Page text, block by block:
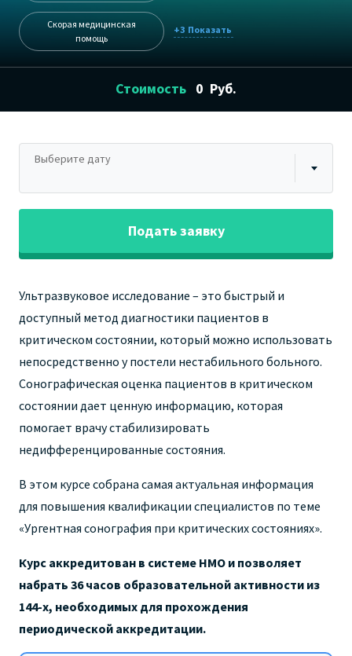
Скорая медицинская
помощь
+3
Стоимость 0 Руб.
Выберите дату
Подать заявку
Ультразвуковое исследование – это быстрый и
доступный метод диагностики пациентов в
критическом состоянии, который можно использовать
непосредственно у постели нестабильного больного.
Сонографическая оценка пациентов в критическом
состоянии дает ценную информацию, которая
помогает врачу стабилизировать
недифференцированные состояния.
В этом курсе собрана самая актуальная информация
для повышения квалификации специалистов по теме
«Ургентная сонография при критических состояниях».
Курс аккредитован в системе НМО и позволяет
набрать 36 часов образовательной активности из
144-х, необходимых для прохождения
периодической аккредитации.